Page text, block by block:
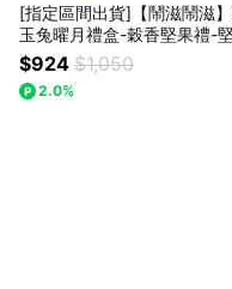
[指定區間出貨]【鬧滋鬧滋
玉兔曜月禮盒-穀香堅果禮-
X 沖泡飲11入（附提袋）＿堅
之旅．養生健康＿精美禮盒_
禮盒_企業送禮
$924 $1,050
2.0%